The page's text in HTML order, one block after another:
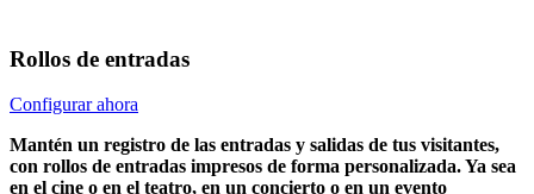
Rollos de entradas
Configurar ahora
Mantén un registro de las entradas y salidas de tus visitantes,
con rollos de entradas impresos de forma personalizada. Ya sea
en el cine o en el teatro, en un concierto o en un evento